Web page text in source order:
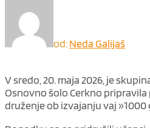
od:Neda Galijaš
V sredo, 20. maja 2026, je
Osnovno šolo Cerkno
druženje ob izvajanju vaj »1000